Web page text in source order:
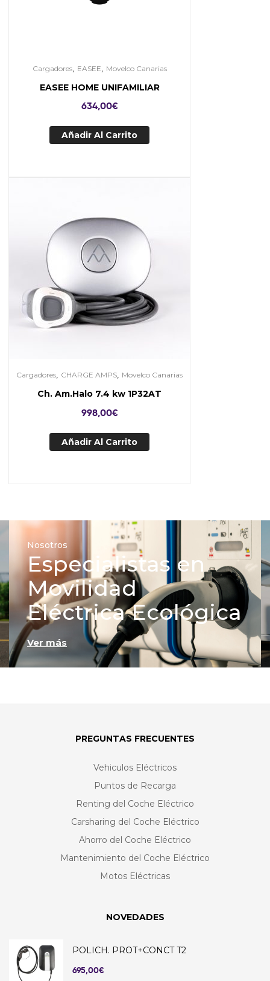
Cargadores, EASEE Movelco Canarias
EASEE HOME UNIFAMILIAR
634,00€
Añadir Al Carrito
Cargadores CHARGE AMPS Movelco Canarias
Ch. Am.Halo 7.4 kw 1P32AT
998,00€
Añadir Al Carrito
Nosotros
Especialistas en
Movilidad
Eléctrica Ecológica
Ver más
PREGUNTAS FRECUENTES
Vehiculos Eléctricos
Puntos de Recarga
Renting del Coche Eléctrico
Carsharing del Coche Eléctrico
Ahorro del Coche Eléctrico
Mantenimiento del Coche Eléctrico
Motos Eléctricas
NOVEDADES
POLICH. PROT+CONCT T2
695,00€